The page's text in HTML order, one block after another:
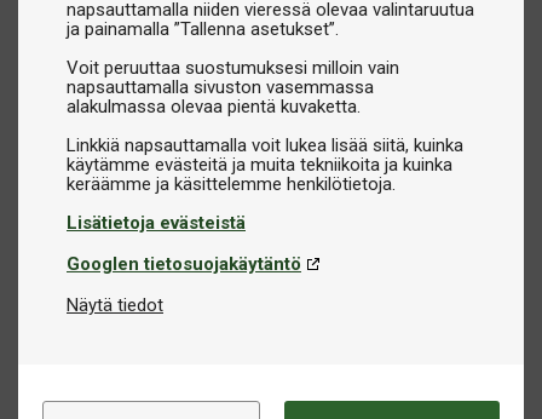
napsauttamalla niiden vieressä olevaa valintaruutua
ja painamalla ”Tallenna asetukset”.
Voit peruuttaa suostumuksesi milloin vain
napsauttamalla sivuston vasemmassa
alakulmassa olevaa pientä kuvaketta.
Linkkiä napsauttamalla voit lukea lisää siitä, kuinka
käytämme evästeitä ja muita tekniikoita ja kuinka
Lisätietoja evästeistä
Googlen tietosuojakäytäntö
Näytä tiedot